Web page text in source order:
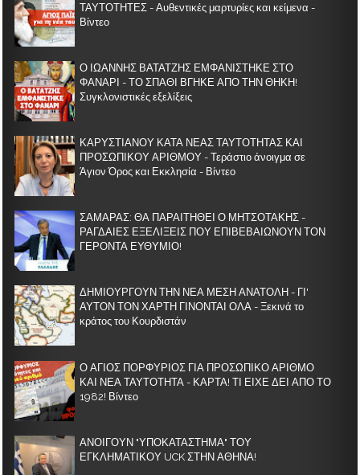
ΤΑΥΤΟΤΗΤΕΣ - Αυθεντικές μαρτυρίες και κείμενα -
Βίντεο
Ο ΙΩΑΝΝΗΣ ΒΑΤΑΤΖΗΣ ΕΜΦΑΝΙΣΤΗΚΕ ΣΤΟ
ΦΑΝΑΡΙ - ΤΟ ΣΠΑΘΙ ΒΓΗΚΕ ΑΠΟ ΤΗΝ ΘΗΚΗ!
Συγκλονιστικές εξελίξεις
ΚΑΡΥΣΤΙΑΝΟΥ ΚΑΤΑ ΝΕΑΣ ΤΑΥΤΟΤΗΤΑΣ ΚΑΙ
ΠΡΟΣΩΠΙΚΟΥ ΑΡΙΘΜΟΥ - Τεράστιο άνοιγμα σε
Άγιον Όρος και Εκκλησία - Βίντεο
ΣΑΜΑΡΑΣ: ΘΑ ΠΑΡΑΙΤΗΘΕΙ Ο ΜΗΤΣΟΤΑΚΗΣ -
ΡΑΓΔΑΙΕΣ ΕΞΕΛΙΞΕΙΣ ΠΟΥ ΕΠΙΒΕΒΑΙΩΝΟΥΝ ΤΟΝ
ΓΕΡΟΝΤΑ ΕΥΘΥΜΙΟ!
ΔΗΜΙΟΥΡΓΟΥΝ ΤΗΝ ΝΕΑ ΜΕΣΗ ΑΝΑΤΟΛΗ - ΓΙ'
ΑΥΤΟΝ ΤΟΝ ΧΑΡΤΗ ΓΙΝΟΝΤΑΙ ΟΛΑ - Ξεκινά το
κράτος του Κουρδιστάν
Ο ΑΓΙΟΣ ΠΟΡΦΥΡΙΟΣ ΓΙΑ ΠΡΟΣΩΠΙΚΟ ΑΡΙΘΜΟ
ΚΑΙ ΝΕΑ ΤΑΥΤΟΤΗΤΑ - ΚΑΡΤΑ! ΤΙ ΕΙΧΕ ΔΕΙ ΑΠΟ ΤΟ
1982! Βίντεο
ΑΝΟΙΓΟΥΝ "ΥΠΟΚΑΤΑΣΤΗΜΑ" ΤΟΥ
ΕΓΚΛΗΜΑΤΙΚΟΥ UCK ΣΤΗΝ ΑΘΗΝΑ!